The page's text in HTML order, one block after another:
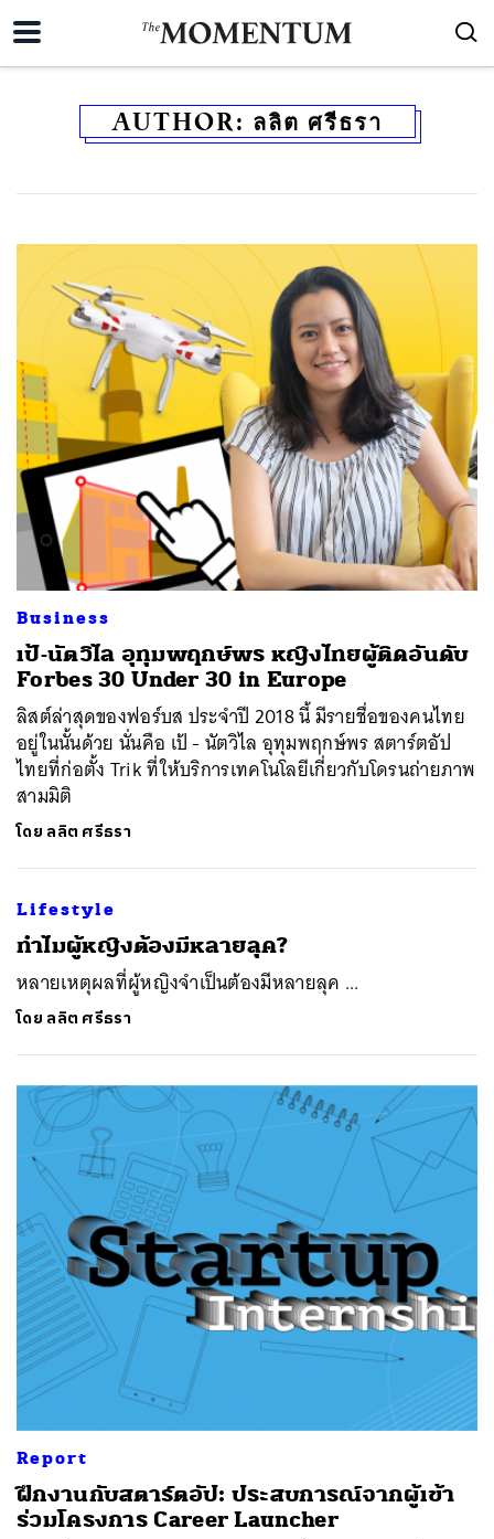
AUTHOR: ลลิต ศรีธรา
Business
เป้-นัตวิไล อุทุมพฤกษ์พร หญิงไทยผู้ติดอันดับ
Forbes 30 Under 30 in Europe
ลิสต์ล่าสุดของฟอร์บส ประจำปี 2018 นี้ มีรายชื่อของคนไทย
อยู่ในนั้นด้วย นั่นคือ เป้ - นัตวิไล อุทุมพฤกษ์พร สตาร์ตอัป
ไทยที่ก่อตั้ง Trik ที่ให้บริการเทคโนโลยีเกี่ยวกับโดรนถ่ายภาพ
สามมิติ
โดย ลลิต ศรีธรา
Lifestyle
ทำไมผู้หญิงต้องมีหลายลุค?
หลายเหตุผลที่ผู้หญิงจำเป็นต้องมีหลายลุค ...
โดย ลลิต ศรีธรา
Report
ฝึกงานกับสตาร์ตอัป: ประสบการณ์จากผู้เข้า
ร่วมโครงการ Career Launcher